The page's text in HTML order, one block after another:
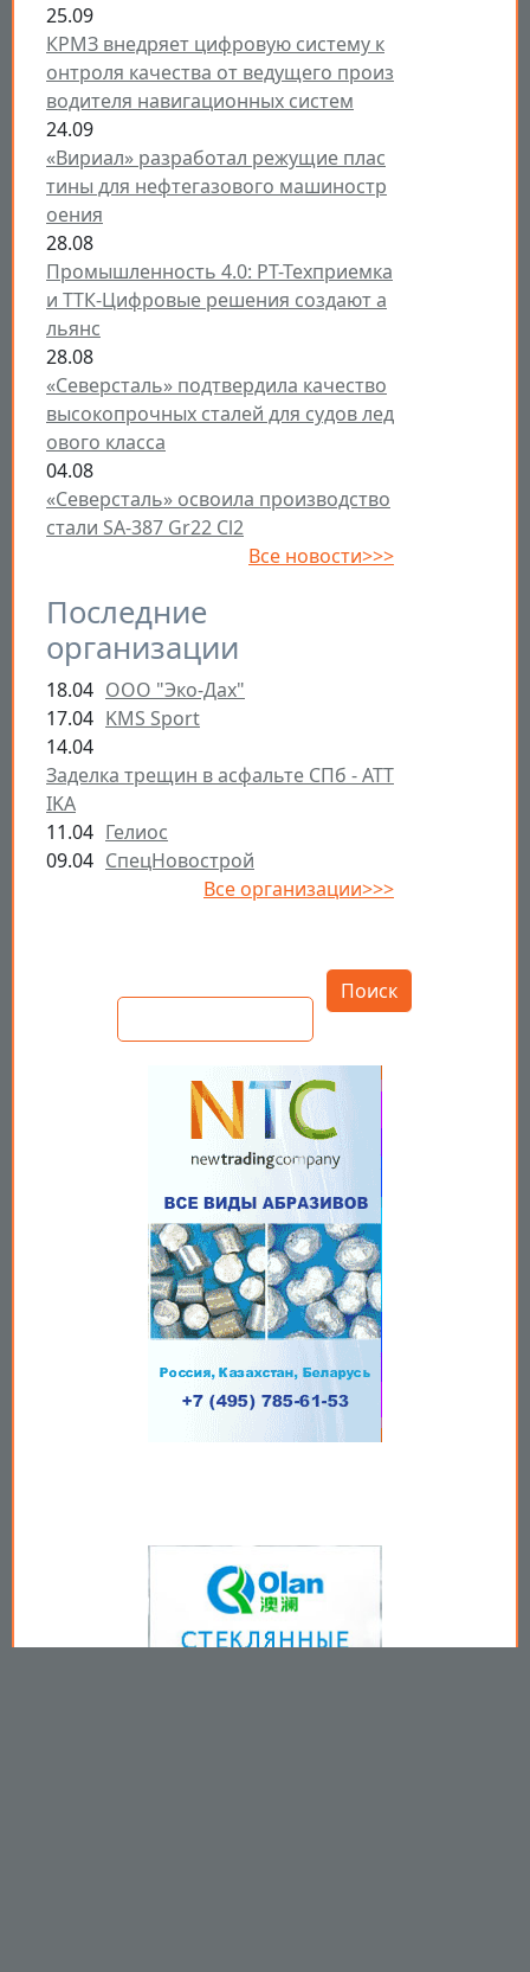
25.09
КРМЗ внедряет цифровую систему к
онтроля качества от ведущего произ
водителя навигационных систем
24.09
«Вириал» разработал режущие плас
тины для нефтегазового машиностр
оения
28.08
Промышленность 4.0: РТ-Техприемка
и ТТК-Цифровые решения создают а
льянс
28.08
«Северсталь» подтвердила качество
высокопрочных сталей для судов лед
ового класса
04.08
«Северсталь» освоила производство
стали SA-387 Gr22 Cl2
Все новости>>>
Последние
организации
18.04 ООО "Эко-Дах"
17.04 KMS Sport
14.04
Заделка трещин в асфальте СПб - ATT
IKA
11.04 Гелиос
09.04 СпецНовострой
Все организации>>>